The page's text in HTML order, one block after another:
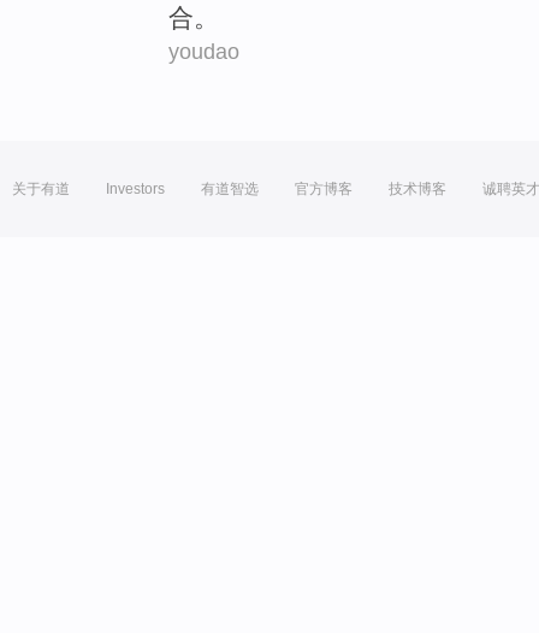
合。
youdao
关于有道 Investors 有道智选 官方博客 技术博客 诚聘英才